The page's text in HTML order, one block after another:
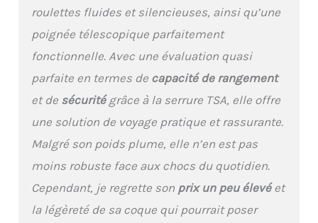
ergonomique en
aluminium à 4 niveaux
pour un contrôle et une
maniabilité sans effort.
Équipée de poignées
pratiques sur le dessus
et sur le côté. Pieds
pour protéger la valise.
【Intérieur spacieux】La
LEVEL8 est équipée de
deux compartiments
filet zippées permettent
roulettes fluides et silencieuses, ainsi qu’une
poignée télescopique parfaitement
fonctionnelle. Avec une évaluation quasi
parfaite en termes de capacité de rangement
et de sécuritégrâce à la serrure TSA, elle offre
une solution de voyage pratique et rassurante.
Malgré son poids plume, elle n’en est pas
moins robuste face aux chocs du quotidien.
Cependant, je regrette son prix un peu élevéet
la légèreté de sa coque qui pourrait poser